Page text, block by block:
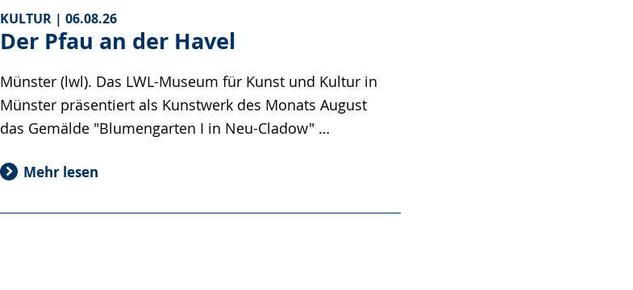
KULTUR | 06.08.26
Der Pfau an der Havel
Münster (lwl). Das LWL-Museum für Kunst und Kultur in
Münster präsentiert als Kunstwerk des Monats August
das Gemälde "Blumengarten I in Neu-Cladow" …
Mehr lesen